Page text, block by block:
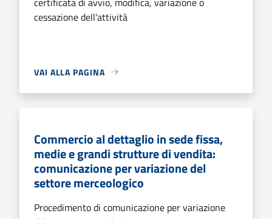
cessazione dell'attività
VAI ALLA PAGINA
Commercio al dettaglio in sede fissa,
medie e grandi strutture di vendita:
comunicazione per variazione del
settore merceologico
Procedimento di comunicazione per variazione